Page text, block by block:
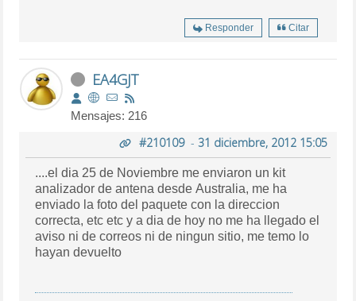
Responder Citar
EA4GJT
Mensajes: 216
#210109- 31 diciembre, 2012 15:05
....el dia 25 de Noviembre me enviaron un kit
analizador de antena desde Australia, me ha
enviado la foto del paquete con la direccion
correcta, etc etc y a dia de hoy no me ha llegado el
aviso ni de correos ni de ningun sitio, me temo lo
hayan devuelto